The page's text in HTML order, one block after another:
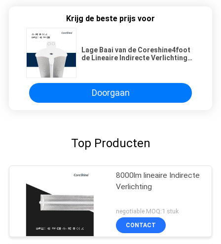
Krijg de beste prijs voor
Lage Baai van de Coreshine4foot
de Lineaire Indirecte Verlichting
Doorgaan
Top Producten
8000lm lineaire Indirecte
Verlichting
negotiable MOQ:1 stuk
CONTACT